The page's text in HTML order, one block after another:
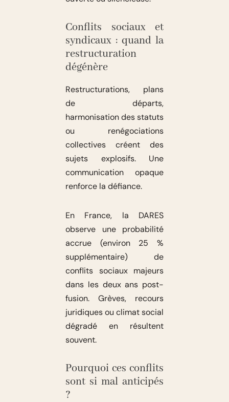
Conflits sociaux et
syndicaux : quand la
restructuration
dégénère
Restructurations, plans
de départs,
harmonisation des statuts
ou renégociations
collectives créent des
sujets explosifs. Une
communication opaque
renforce la défiance.
En France, la DARES
observe une probabilité
accrue (environ 25 %
supplémentaire) de
conflits sociaux majeurs
dans les deux ans post-
fusion. Grèves, recours
juridiques ou climat social
dégradé en résultent
souvent.
Pourquoi ces conflits
sont si mal anticipés
?